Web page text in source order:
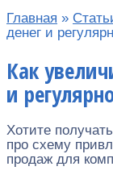
Главная »
денег и
Как
и
Хотите
про схему
продаж для